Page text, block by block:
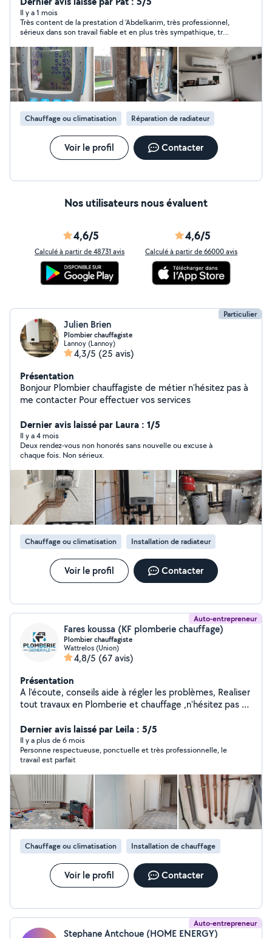
pas a me contacter directement
Il y a 1 mois
Très content de la prestation d ‘Abdelkarim, très professionnel,
sérieux dans son travail fiable et en plus très sympathique, très
Chauffage ou climatisation Réparation de radiateur
Voir le profil Contacter
Nos utilisateurs nous évaluent
4,6/5
Calculé à partir de 48731 avis
4,6/5
Calculé à partir de 66000 avis
Particulier
Julien Brien
Plombier chauffagiste
Lannoy (Lannoy)
4,3/5 (25 avis)
Présentation
Bonjour Plombier chauffagiste de métier n'hésitez pas à
me contacter Pour effectuer vos services
Dernier avis laissé par Laura : 1/5
Il y a 4 mois
Deux rendez-vous non honorés sans nouvelle ou excuse à
chaque fois. Non sérieux.
Chauffage ou climatisation Installation de radiateur
Voir le profil Contacter
Auto-entrepreneur
Fares koussa (KF plomberie chauffage)
Plombier chauffagiste
Wattrelos (Union)
4,8/5 (67 avis)
Présentation
A l'écoute, conseils aide à régler les problèmes, Realiser
tout travaux en Plomberie et chauffage ,n'hésitez pas à
DÉCENNALE :159250509 001 MERCI
Dernier avis laissé par Leila : 5/5
Il y a plus de 6 mois
Personne respectueuse, ponctuelle et très professionnelle, le
travail est parfait
Chauffage ou climatisation Installation de chauffage
Voir le profil Contacter
Auto-entrepreneur
Stephane Antchoue (HOME ENERGY)